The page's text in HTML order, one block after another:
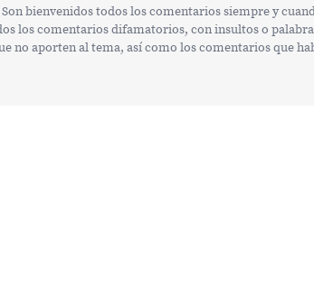
bienvenidos todos los comentarios siempre y
los comentarios difamatorios, con insultos o
no aporten al tema, así como los comentarios que